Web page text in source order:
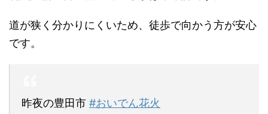
道が狭く分かりにくいため、徒歩で向かう方が安心
です。
昨夜の豊田市 #おいでん花火